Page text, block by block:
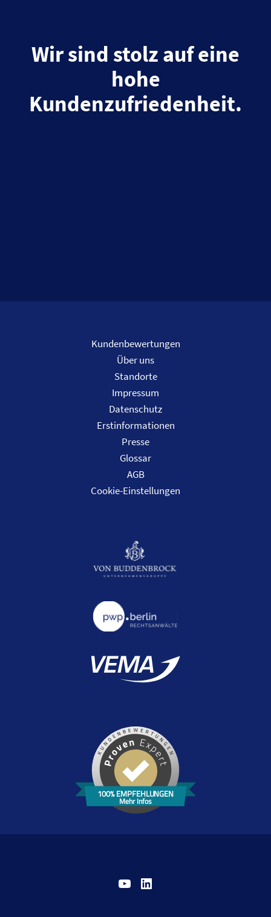
Wir sind stolz auf eine
hohe
Kundenzufriedenheit.
Kundenbewertungen
Über uns
Standorte
Impressum
Datenschutz
Erstinformationen
Presse
Glossar
AGB
Cookie-Einstellungen
100% EMPFEHLUNGEN
Mehr Infos
YouTube LinkedIn